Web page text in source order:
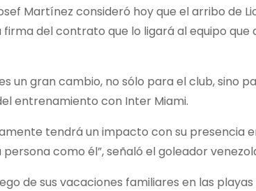
Martínez consideró hoy que el arribo de
firma del contrato que lo ligará al equipo
un gran cambio, no sólo para el club, sino
entrenamiento con Inter Miami.
tendrá un impacto con su presencia
como él”, señaló el goleador
de sus vacaciones familiares en las